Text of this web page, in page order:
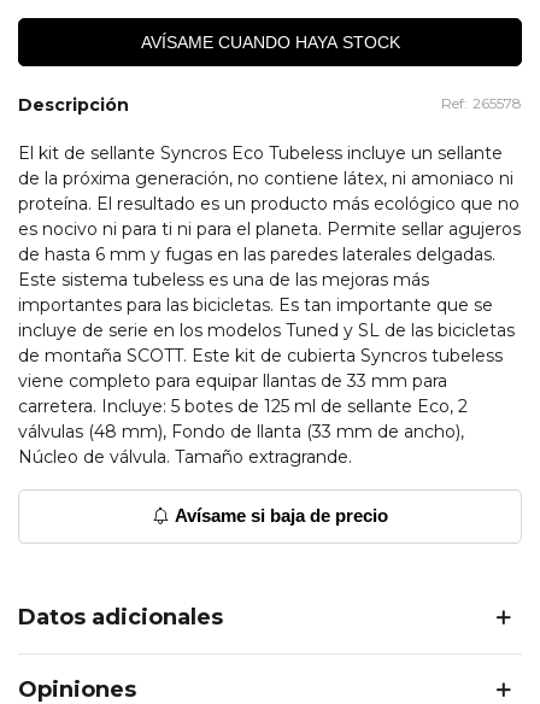
AVÍSAME CUANDO HAYA STOCK
Descripción Ref: 265578
El kit de sellante Syncros Eco Tubeless incluye un sellante
de la próxima generación, no contiene látex, ni amoniaco ni
proteína. El resultado es un producto más ecológico que no
es nocivo ni para ti ni para el planeta. Permite sellar agujeros
de hasta 6 mm y fugas en las paredes laterales delgadas.
Este sistema tubeless es una de las mejoras más
importantes para las bicicletas. Es tan importante que se
incluye de serie en los modelos Tuned y SL de las bicicletas
de montaña SCOTT. Este kit de cubierta Syncros tubeless
viene completo para equipar llantas de 33 mm para
carretera. Incluye: 5 botes de 125 ml de sellante Eco, 2
válvulas (48 mm), Fondo de llanta (33 mm de ancho),
Núcleo de válvula. Tamaño extragrande.
Avísame si baja de precio
Datos adicionales
Opiniones